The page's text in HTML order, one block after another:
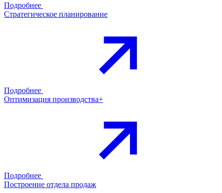
Подробнее
Стратегическое планирование
Подробнее
Оптимизация производства+
Подробнее
Построение отдела продаж